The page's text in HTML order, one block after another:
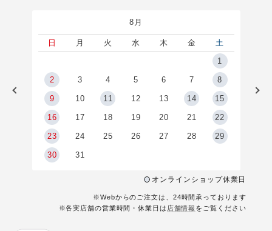
8月
日 月 火 水 木 金
土
1
2 3 4 5 6 7 8
9 10 11 12 13 14 15
16 17 18 19 20 21 22
23 24 25 26 27 28 29
30 31
オンラインショップ休業日
※Webからのご注文は、24時間承っております
※各実店舗の営業時間・休業日は 店舗情報 をご覧ください